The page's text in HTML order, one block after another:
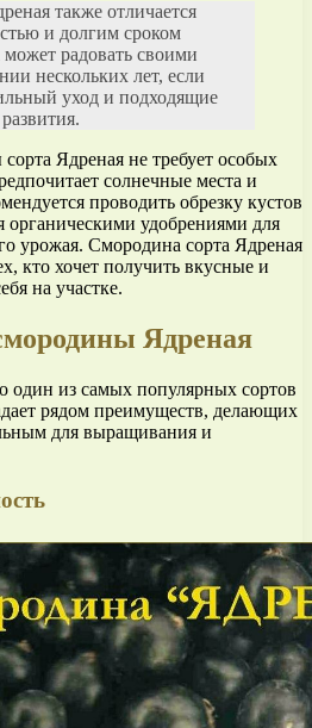
также отличается
и долгим сроком
радовать своими
нескольких лет, если
уход и подходящие
Ядреная не требует особых
солнечные места и
проводить обрезку кустов
органическими удобрениями для
урожая. Смородина сорта Ядреная
кто хочет получить вкусные и
на участке.
Ядреная
из самых популярных сортов
рядом преимуществ, делающих
для выращивания и